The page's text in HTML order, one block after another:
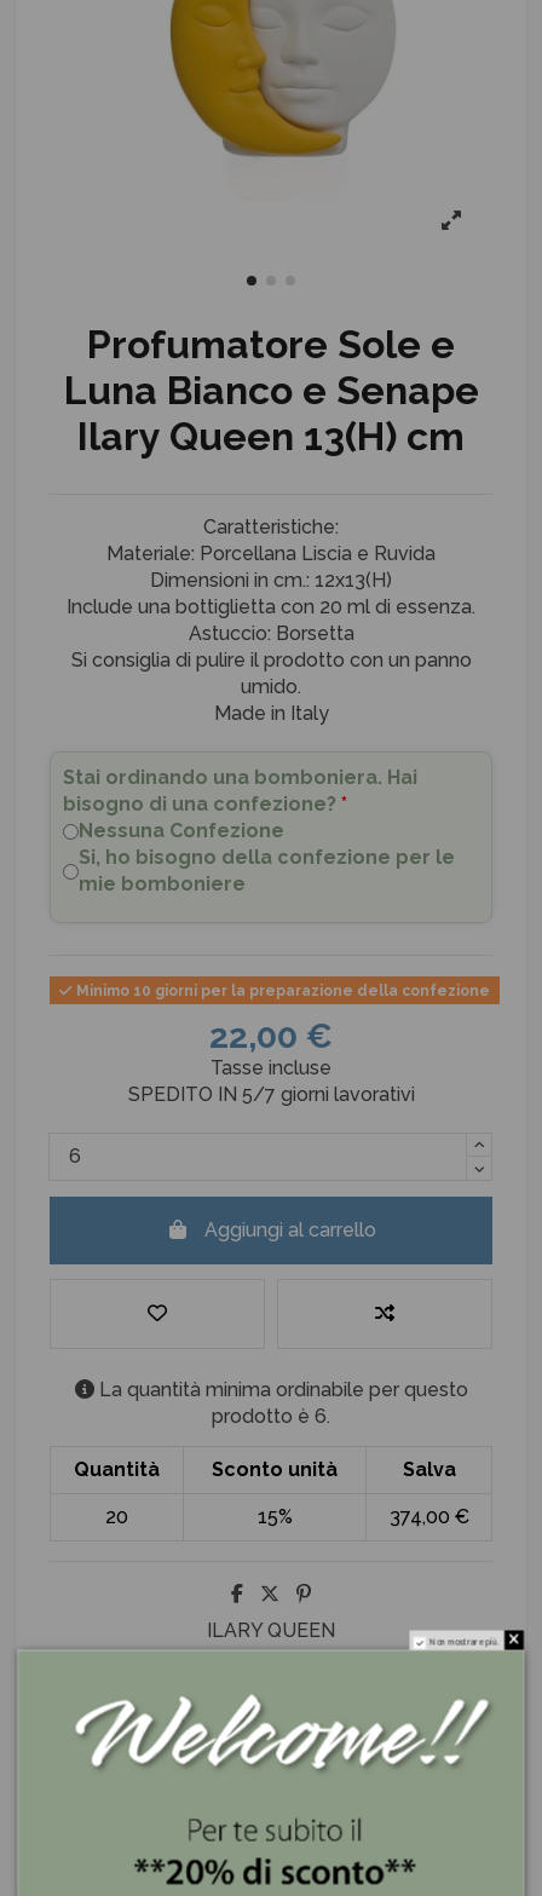
Profumatore Sole e
Luna Bianco e Senape
Ilary Queen 13(H) cm
Caratteristiche:
Materiale: Porcellana Liscia e Ruvida
Dimensioni in cm.: 12x13(H)
Include una bottiglietta con 20 ml di essenza.
Astuccio: Borsetta
Si consiglia di pulire il prodotto con un panno
umido.
Made in Italy
Stai ordinando una bomboniera. Hai
bisogno di una confezione? *
Nessuna Confezione
Si, ho bisogno della confezione per le
mie bomboniere
Minimo 10 giorni per la preparazione della confezione
22,00 €
Tasse incluse
SPEDITO IN 5/7 giorni lavorativi
Aggiungi al carrello
La quantità minima ordinabile per questo
prodotto è 6.
Quantità Sconto unità Salva
20 15% 374,00 €
ILARY QUEEN
Se lo compri ora lo ricevi entro 3 giorni
Spedizione gratis superiore a 100€
Non mostrare più.